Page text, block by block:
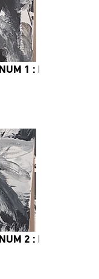
1 : RIP
2 : PENSÉE